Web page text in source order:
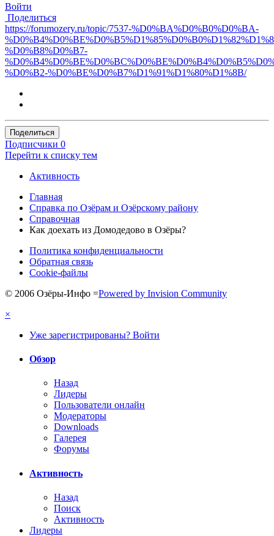
Войти
Поделиться
https://forumozery.ru/topic/7537-%D0%BA%D0%B0%D0%BA-
%D0%B8%D0%B7-
%D0%B2-%D0%BE%D0%B7%D1%91%D1%80%D1%8B/
Поделиться
Подписчики 0
Перейти к списку тем
Активность
Главная
Справка по Озёрам и Озёрскому району
Справочная
Как доехать из Домодедово в Озёры?
Политика конфиденциальности
Обратная связь
Cookie-файлы
© 2006 Озёры-Инфо =Powered by Invision Community
×
Уже зарегистрированы? Войти
Обзор
Назад
Лидеры
Пользователи онлайн
Модераторы
Downloads
Галерея
Форумы
Активность
Назад
Поиск
Активность
Лидеры